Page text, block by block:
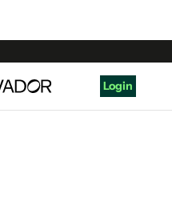
Login